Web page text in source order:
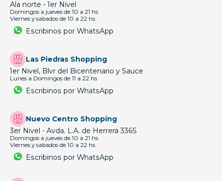
Ala norte - 1er Nivel
Domingos a jueves de 10 a 21 hs
Viernes y sabados de 10 a 22 hs
Escribinos por WhatsApp
Las Piedras Shopping
1er Nivel, Blvr del Bicentenario y Sauce
Lunes a Domingos de 11 a 22 hs
Escribinos por WhatsApp
Nuevo Centro Shopping
3er Nivel - Avda. L.A. de Herrera 3365
Domingos a jueves de 10 a 21 hs
Viernes y sabados de 10 a 22 hs
Escribinos por WhatsApp